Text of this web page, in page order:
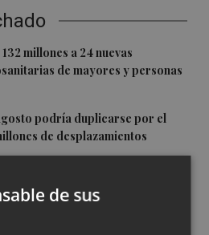
millones a 24 nuevas
de mayores y personas
podría duplicarse por el
de desplazamientos
medios aéreos
de sus